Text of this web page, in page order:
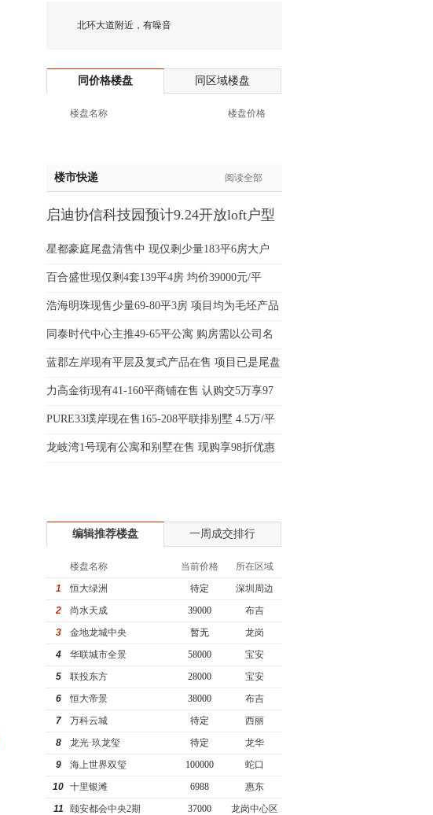
蒋女士:186****7681
杨先生:134****5158
章先生:159****7226
周先生:138****8967
魏女士:138****0324
韩女士:158****2390
蔡女士:138****2322
赵先生:139****8548
吴小姐:139****6438
姚先生:137****6367
黄先生:138****7263
北环大道附近，有噪音
同价格楼盘 同区域楼盘
楼盘名称 楼盘价格
楼市快递 阅读全部
启迪协信科技园预计9.24开放loft户型
星都豪庭尾盘清售中 现仅剩少量183平6房大户
百合盛世现仅剩4套139平4房 均价39000元/平
浩海明珠现售少量69-80平3房 项目均为毛坯产品
同泰时代中心主推49-65平公寓 购房需以公司名
义
蓝郡左岸现有平层及复式产品在售 项目已是尾盘
力高金街现有41-160平商铺在售 认购交5万享97
折
PURE33璞岸现在售165-208平联排别墅 4.5万/平
起
龙岐湾1号现有公寓和别墅在售 现购享98折优惠
编辑推荐楼盘 一周成交排行
楼盘名称 当前价格
所在区域
1
恒大绿洲 待定
深圳周边
2
尚水天成 39000
布吉
3
金地龙城中央 暂无
龙岗
4
华联城市全景 58000
宝安
5
联投东方 28000
宝安
6
恒大帝景 38000
布吉
7
万科云城 待定
西丽
8
龙光·玖龙玺 待定
龙华
9
海上世界双玺 100000
蛇口
10 十里银滩 6988
惠东
11
颐安都会中央2期 37000
龙岗中心区